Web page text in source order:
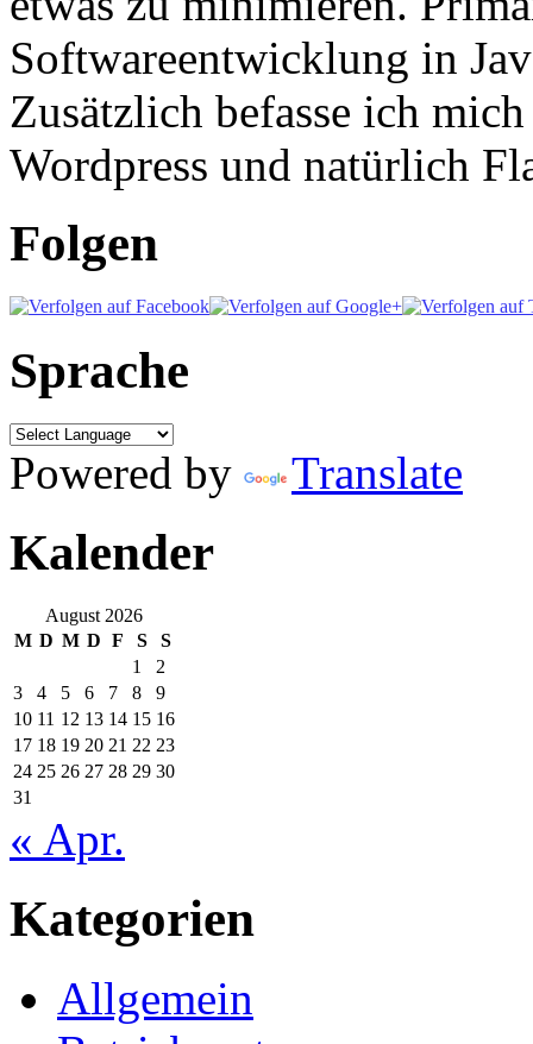
Softwareentwicklung in
Zusätzlich befasse ich
Wordpress und natürlich
Folgen
Sprache
Powered by Translate
Kalender
August 2026
M D M D F S
S
1
2
3
4 5 6 7 8
9
10 11 12 13 14 15 16
17 18 19 20 21 22 23
24 25 26 27 28 29 30
31
« Apr.
Kategorien
Allgemein